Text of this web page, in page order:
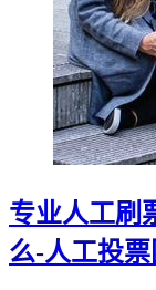
专业人工刷
么-人工投票